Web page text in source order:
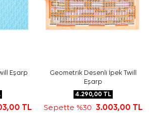
Eşarp
TL
Geometrik Desenli İpek Twill
Eşarp
4.290,00 TL
Sepette %303.003,00 TL